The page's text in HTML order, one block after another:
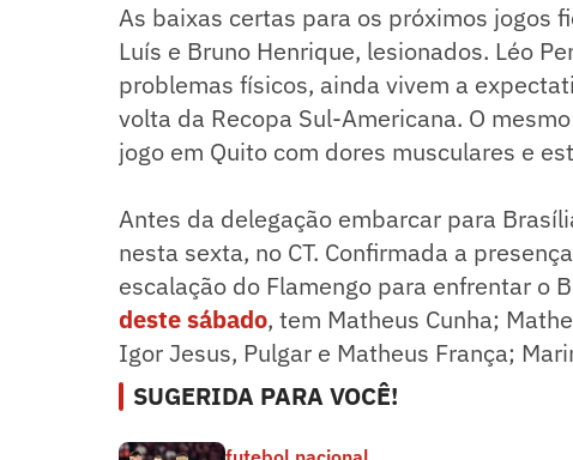
As baixas certas para os próximos jogos
Luís e Bruno Henrique, lesionados. Léo
problemas físicos, ainda vivem a
volta da Recopa Sul-Americana. O
jogo em Quito com dores musculares e
Antes da delegação embarcar para
nesta sexta, no CT. Confirmada a
escalação do Flamengo para enfrentar o
deste sábado, tem Matheus Cunha;
Igor Jesus, Pulgar e Matheus França;
SUGERIDA PARA VOCÊ!